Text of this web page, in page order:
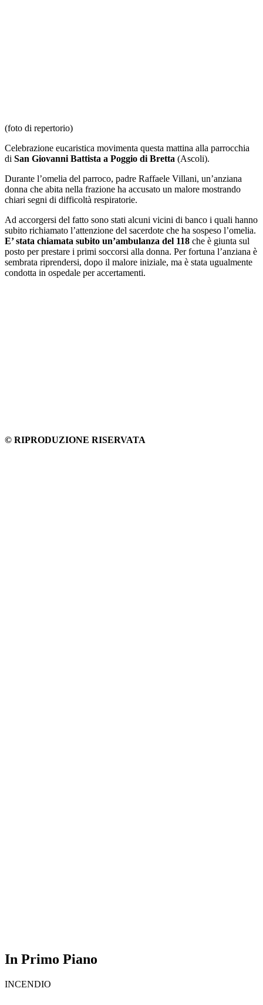
(foto di repertorio)
Celebrazione eucaristica movimenta questa mattina alla parrocchia
di San Giovanni Battista a Poggio di Bretta (Ascoli).
Durante l’omelia del parroco, padre Raffaele Villani, un’anziana
donna che abita nella frazione ha accusato un malore mostrando
chiari segni di difficoltà respiratorie.
Ad accorgersi del fatto sono stati alcuni vicini di banco i quali hanno
subito richiamato l’attenzione del sacerdote che ha sospeso l’omelia.
E’ stata chiamata subito un’ambulanza del 118 che è giunta sul
posto per prestare i primi soccorsi alla donna. Per fortuna l’anziana è
sembrata riprendersi, dopo il malore iniziale, ma è stata ugualmente
condotta in ospedale per accertamenti.
© RIPRODUZIONE RISERVATA
In Primo Piano
INCENDIO